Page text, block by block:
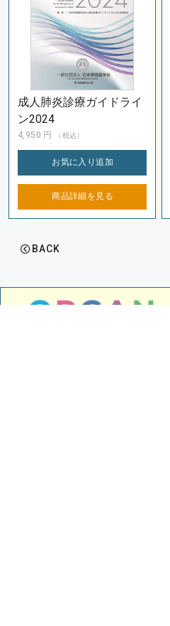
成人肺炎診療ガイドライ
ン2024
4,950 円 （税込）
お気に入り追加
商品詳細を 見る
BACK